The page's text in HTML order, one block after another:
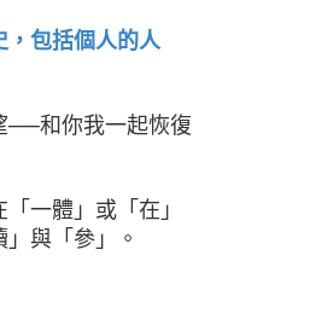
，包括個人的人
──和你我一起恢復
一體」或「在」
與「參」。